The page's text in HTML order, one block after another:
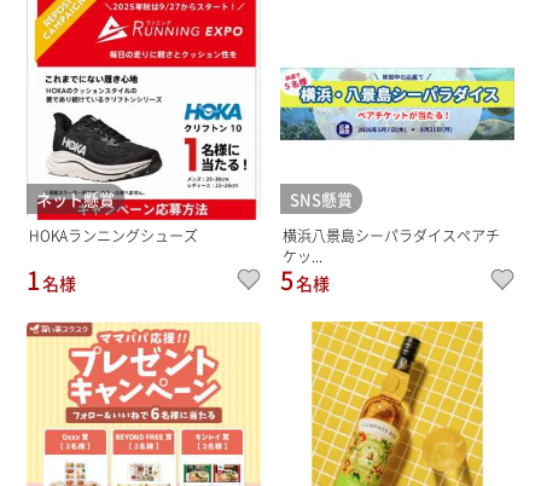
ネット懸賞
HOKAランニングシューズ
1名様
SNS懸賞
横浜八景島シーパラダイスペアチ
ケッ...
5名様